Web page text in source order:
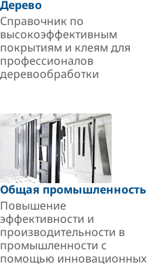
Дерево
Справочник по
высокоэффективным
покрытиям и клеям для
профессионалов
деревообработки
Общая промышленность
Повышение
эффективности и
производительности в
промышленности с
помощью инновационных